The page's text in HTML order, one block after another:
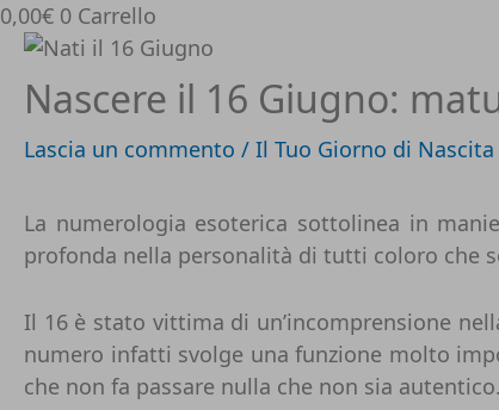
0,00€ 0 Carrello
Nascere il 16 Giugno:
Lascia un commento / Il Tuo Giorno di Nascita
La numerologia esoterica sottolinea in
profonda nella personalità di tutti coloro che
Il 16 è stato vittima di un’incomprensione
numero infatti svolge una funzione molto
che non fa passare nulla che non sia autentico.